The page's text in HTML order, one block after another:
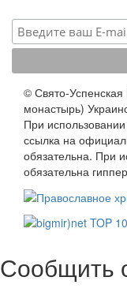
© Свято-
монастырь)
При
ссылка на
обязательна. При
обязательна
Сообщить